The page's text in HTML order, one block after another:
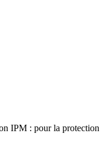
IPM : pour la protection